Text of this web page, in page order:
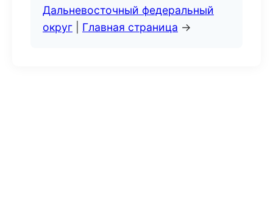
Дальневосточный федеральный
округ
Главная страница →